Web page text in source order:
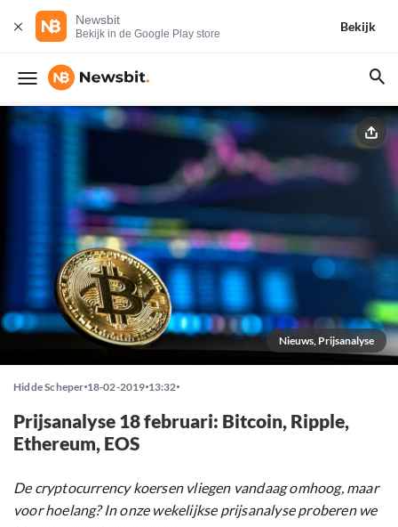
Newsbit
Bekijk in de Google Play store
Bekijk
Nieuws, Prijsanalyse
Hidde Scheper 18-02-2019 13:32
Prijsanalyse 18 februari: Bitcoin, Ripple,
Ethereum, EOS
De cryptocurrency koersen vliegen vandaag omhoog, maar
voor hoelang? In onze wekelijkse prijsanalyse proberen we